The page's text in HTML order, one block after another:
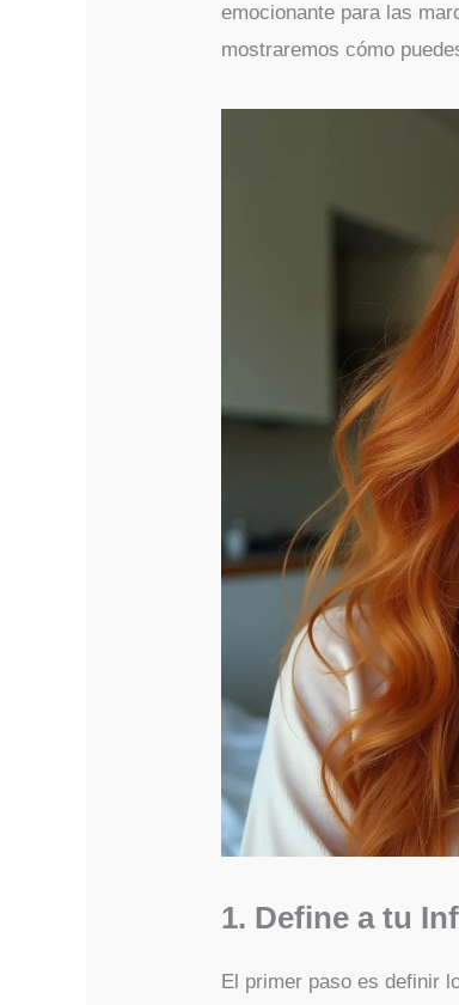
emocionante para las
mostraremos cómo
1. Define a tu
El primer paso es definir